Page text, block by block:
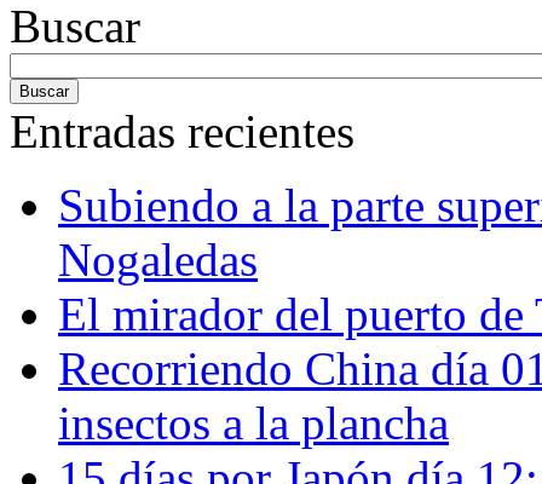
Buscar
Entradas recientes
Subiendo a la parte
Nogaledas
El mirador del puerto de
Recorriendo China día
insectos a la plancha